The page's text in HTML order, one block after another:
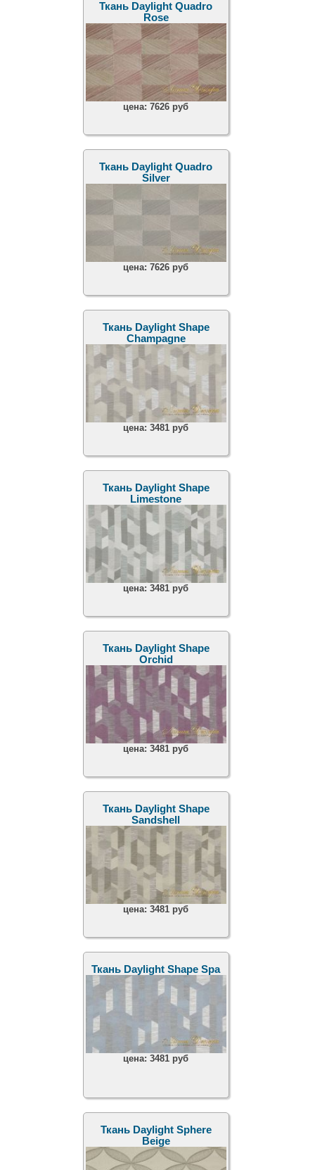
Ткань Daylight Quadro
Rose
цена:7626 руб
Ткань Daylight Quadro
Silver
цена:7626 руб
Ткань Daylight Shape
Champagne
цена:3481 руб
Ткань Daylight Shape
Limestone
цена:3481 руб
Ткань Daylight Shape
Orchid
цена:3481 руб
Ткань Daylight Shape
Sandshell
цена:3481 руб
Ткань Daylight Shape Spa
цена:3481 руб
Ткань Daylight Sphere
Beige